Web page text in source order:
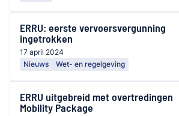
ERRU: eerste vervoersvergunning
ingetrokken
17 april 2024
Nieuws
Wet- en regelgeving
ERRU uitgebreid met overtredingen
Mobility Package